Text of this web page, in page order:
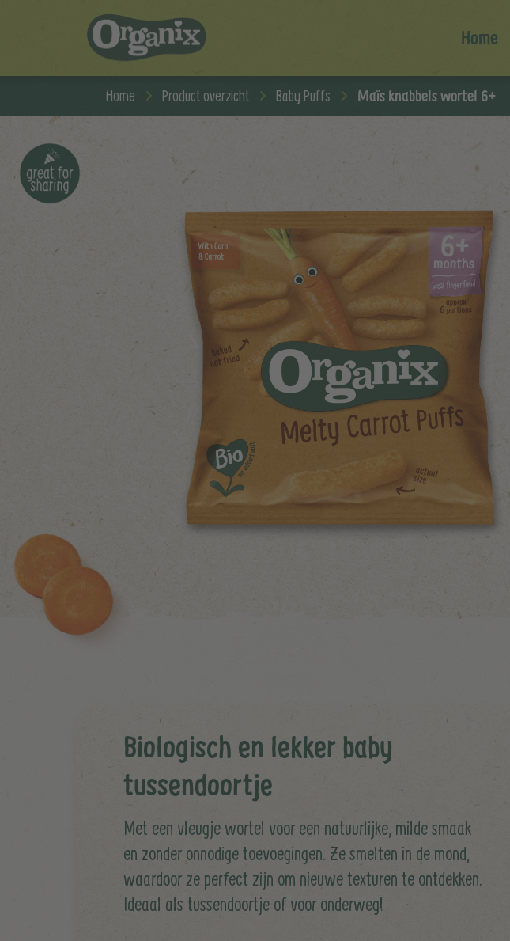
Home
Home Product overzicht Baby Puffs Maïs knabbels wortel 6+
Biologisch en lekker baby
tussendoortje
Met een vleugje wortel voor een natuurlijke, milde smaak
en zonder onnodige toevoegingen. Ze smelten in de mond,
waardoor ze perfect zijn om nieuwe texturen te ontdekken.
Ideaal als tussendoortje of voor onderweg!